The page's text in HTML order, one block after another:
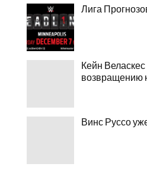
Лига
Кейн Веласкес
возвращению
Винс Руссо